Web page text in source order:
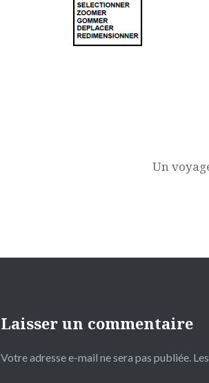
Un
Laisser un commentaire
Votre adresse e-mail ne sera pas publiée.